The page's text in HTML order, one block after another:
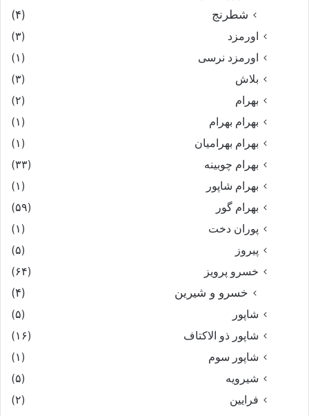
شطرنج
(۴)
اورمزد
(۳)
اورمزد نرسى‏
(۱)
بلاش
(۳)
بهرام
(۲)
بهرام بهرام
(۱)
بهرام بهرامیان‏
(۱)
بهرام چوبینه
(۳۳)
بهرام شاپور
(۱)
بهرام گور
(۵۹)
پوران دخت
(۱)
پیروز
(۵)
خسرو پرویز
(۶۴)
خسرو و شیرین (۴)
شاپور
(۵)
شاپور ذو الاکتاف
(۱۶)
شاپور سوم‏
(۱)
شیرویه
(۵)
فرایین
(۲)